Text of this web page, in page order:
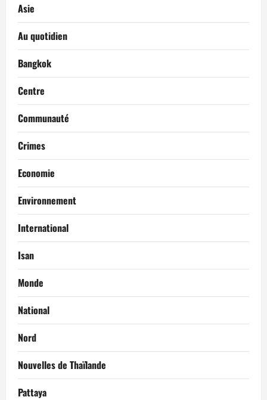
Asie
Au quotidien
Bangkok
Centre
Communauté
Crimes
Economie
Environnement
International
Isan
Monde
National
Nord
Nouvelles de Thaïlande
Pattaya